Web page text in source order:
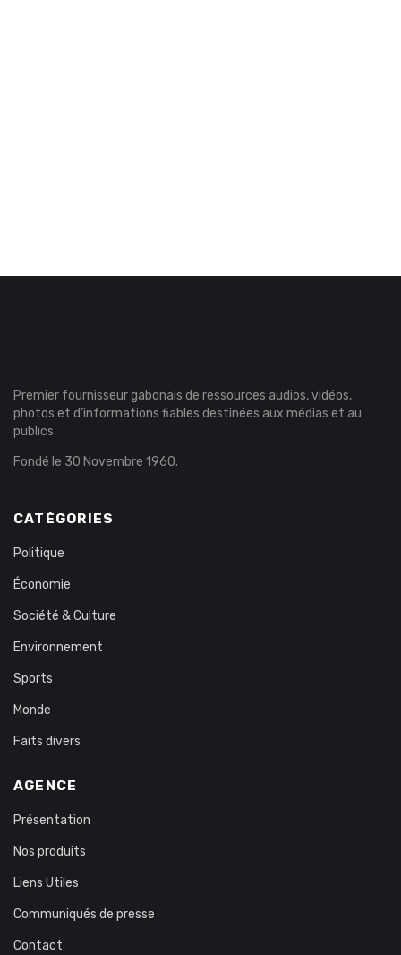
Premier fournisseur gabonais de ressources audios, vidéos,
photos et d’informations fiables destinées aux médias et au
publics.
Fondé le 30 Novembre 1960.
CATÉGORIES
Politique
Économie
Société & Culture
Environnement
Sports
Monde
Faits divers
AGENCE
Présentation
Nos produits
Liens Utiles
Communiqués de presse
Contact